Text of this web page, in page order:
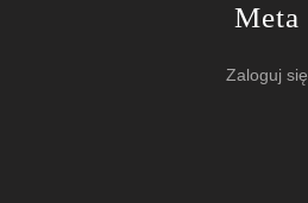
Meta
Zaloguj się